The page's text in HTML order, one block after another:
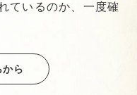
ているのか、一度確
から